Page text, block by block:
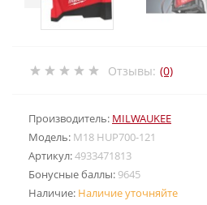
Отзывы: (0)
Производитель: MILWAUKEE
Модель: M18 HUP700-121
Артикул:4933471813
Бонусные баллы: 9645
Наличие: Наличие уточняйте